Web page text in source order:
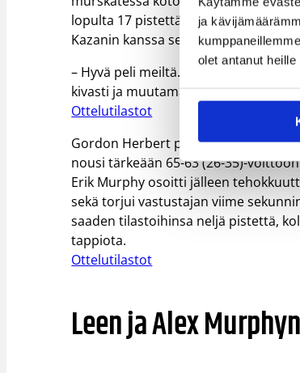
ja
olet antanut
lopulta 17 pistettä. Salin dyykkasi
Kazanin kanssa seitsemällä voitolla
– Hyvä peli meiltä. Aina vaikea
kivasti ja muutama levykin näytti
Ottelutilastot
Gordon Herbert piiskasi
nousi tärkeään 65-63 (26-35)-
Erik Murphy osoitti jälleen
sekä torjui vastustajan viime
saaden tilastoihinsa neljä pistettä,
tappiota.
Ottelutilastot
Leen ja Alex